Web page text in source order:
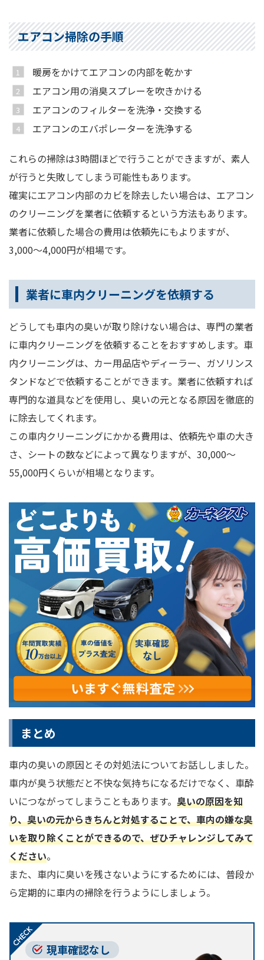
エアコン掃除の手順
暖房をかけてエアコンの内部を乾かす
エアコン用の消臭スプレーを吹きかける
エアコンのフィルターを洗浄・交換する
エアコンのエバポレーターを洗浄する
これらの掃除は3時間ほどで行うことができますが、素人
が行うと失敗してしまう可能性もあります。
確実にエアコン内部のカビを除去したい場合は、エアコン
のクリーニングを業者に依頼するという方法もあります。
業者に依頼した場合の費用は依頼先にもよりますが、
3,000～4,000円が相場です。
業者に車内クリーニングを依頼する
どうしても車内の臭いが取り除けない場合は、専門の業者
に車内クリーニングを依頼することをおすすめします。車
内クリーニングは、カー用品店やディーラー、ガソリンス
タンドなどで依頼することができます。業者に依頼すれば
専門的な道具などを使用し、臭いの元となる原因を徹底的
に除去してくれます。
この車内クリーニングにかかる費用は、依頼先や車の大き
さ、シートの数などによって異なりますが、30,000～
55,000円くらいが相場となります。
まとめ
車内の臭いの原因とその対処法についてお話ししました。
車内が臭う状態だと不快な気持ちになるだけでなく、車酔
いにつながってしまうこともあります。 臭いの原因を知
り、臭いの元からきちんと対処することで、車内の嫌な臭
いを取り除くことができるので、ぜひチャレンジしてみて
ください。
また、車内に臭いを残さないようにするためには、普段か
ら定期的に車内の掃除を行うようにしましょう。
現車確認なし